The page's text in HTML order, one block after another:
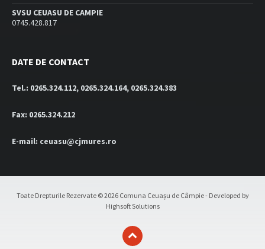
SVSU CEUASU DE CAMPIE
0745.428.817
DATE DE CONTACT
Tel.: 0265.324.112, 0265.324.164, 0265.324.383
Fax: 0265.324.212
E-mail: ceuasu@cjmures.ro
Toate Drepturile Rezervate © 2026 Comuna Ceuașu de Câmpie - Developed by
Highsoft Solutions